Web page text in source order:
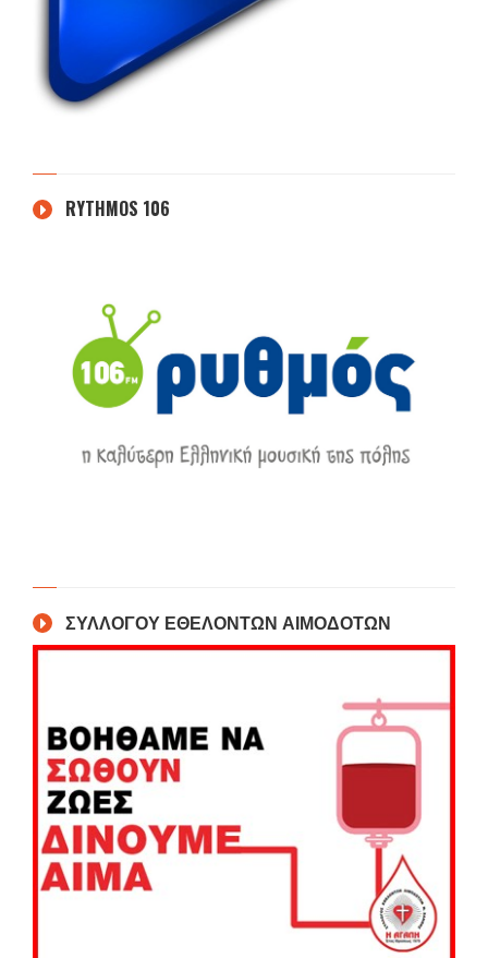
RYTHMOS 106
ΣΥΛΛΟΓΟΥ ΕΘΕΛΟΝΤΩΝ ΑΙΜΟΔΟΤΩΝ